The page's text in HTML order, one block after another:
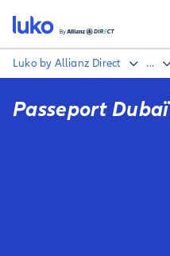
Luko by Allianz Direct ...
Passeport Dubaï